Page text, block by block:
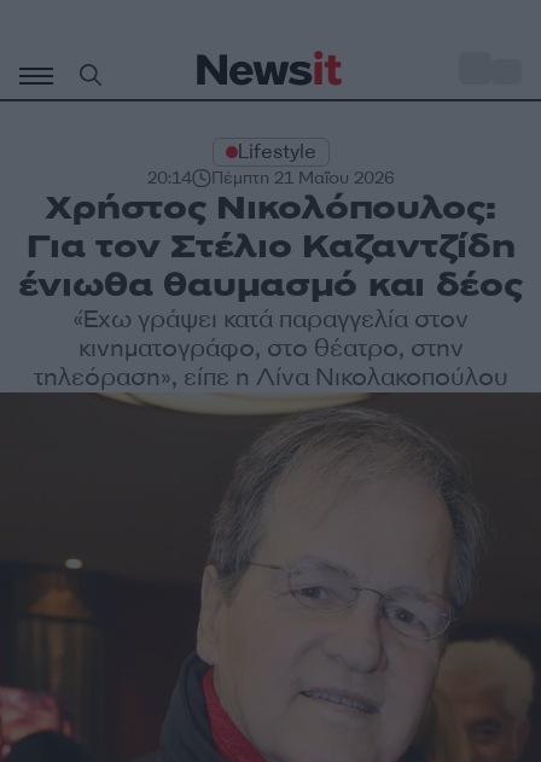
περιεχόμενο
Lifestyle
20:14 Πέμπτη 21 Μαΐου 2026
Χρήστος Νικολόπουλος:
Για τον Στέλιο Καζαντζίδη
ένιωθα θαυμασμό και δέος
«Έχω γράψει κατά παραγγελία στον
κινηματογράφο, στο θέατρο, στην
τηλεόραση», είπε η Λίνα Νικολακοπούλου